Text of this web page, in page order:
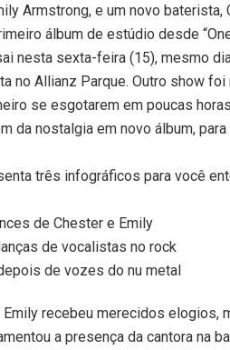
Armstrong, e um novo baterista,
álbum de estúdio desde
nesta sexta-feira (15), mesmo
no Allianz Parque. Outro show
se esgotarem em poucas
da nostalgia em novo álbum,
três infográficos para você
de Chester e Emily
de vocalistas no rock
de vozes do nu metal
recebeu merecidos elogios,
a presença da cantora na